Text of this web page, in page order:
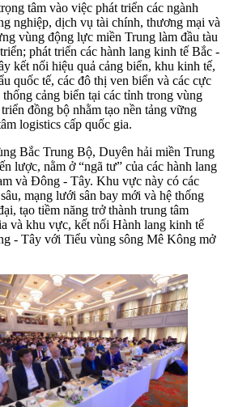
tâm vào việc phát triển các ngành
nghiệp, dịch vụ tài chính, thương mại và
vùng động lực miền Trung làm đầu tàu
phát triển các hành lang kinh tế Bắc -
kết nối hiệu quả cảng biển, khu kinh tế,
quốc tế, các đô thị ven biển và các cực
cảng biển tại các tỉnh trong vùng
đồng bộ nhằm tạo nền tảng vững
logistics cấp quốc gia.
Bắc Trung Bộ, Duyên hải miền Trung
lược, nằm ở “ngã tư” của các hành lang
và Đông - Tây. Khu vực này có các
mạng lưới sân bay mới và hệ thống
tạo tiềm năng trở thành trung tâm
và khu vực, kết nối Hành lang kinh tế
- Tây với Tiểu vùng sông Mê Kông mở